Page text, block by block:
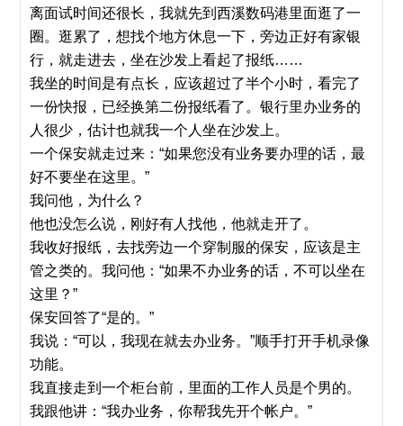
离面试时间还很长，我就先到西溪数码港里面逛了一
圈。逛累了，想找个地方休息一下，旁边正好有家银
行，就走进去，坐在沙发上看起了报纸……
我坐的时间是有点长，应该超过了半个小时，看完了
一份快报，已经换第二份报纸看了。银行里办业务的
人很少，估计也就我一个人坐在沙发上。
一个保安就走过来：“如果您没有业务要办理的话，最
好不要坐在这里。”
我问他，为什么？
他也没怎么说，刚好有人找他，他就走开了。
我收好报纸，去找旁边一个穿制服的保安，应该是主
管之类的。我问他：“如果不办业务的话，不可以坐在
这里？”
保安回答了“是的。”
我说：“可以，我现在就去办业务。”顺手打开手机录像
功能。
我直接走到一个柜台前，里面的工作人员是个男的。
我跟他讲：“我办业务，你帮我先开个帐户。”